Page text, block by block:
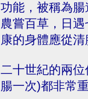
功能，被稱為
農嘗百草，日
康的身體應從清
二十世紀的兩
腸一次)都非常